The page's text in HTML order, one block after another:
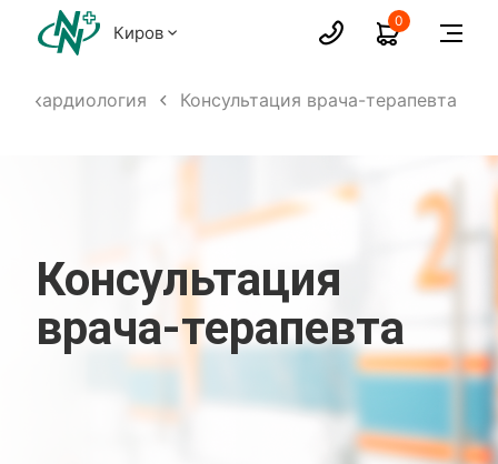
Киров
0
кардиология Консультация врача-терапевта
Консультация
врача-терапевта